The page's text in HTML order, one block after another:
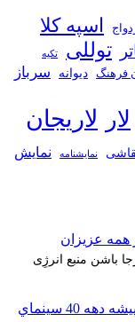
اسپه کلا
توللی تکیه
فرهنگ دیوانه
سرباز
لار لاریجان
نمايشنامه نمایش
همه عزیزان
باشن منبع انرژِی
حسن غفاري ايرائي هنرپيشه دهه 40 سينماي